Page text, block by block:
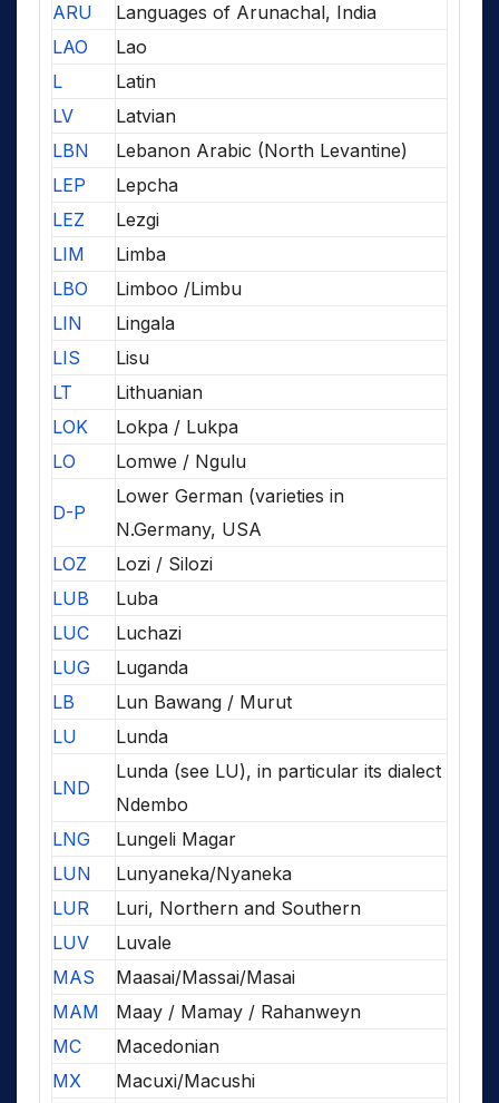
ARU
Languages of Arunachal, India
LAO
Lao
L
Latin
LV
Latvian
LBN
Lebanon Arabic (North Levantine)
LEP
Lepcha
LEZ
Lezgi
LIM
Limba
LBO
Limboo /Limbu
LIN
Lingala
LIS
Lisu
LT
Lithuanian
LOK
Lokpa / Lukpa
LO
Lomwe / Ngulu
D-P
Lower German (varieties in
N.Germany, USA
LOZ
Lozi / Silozi
LUB
Luba
LUC
Luchazi
LUG
Luganda
LB
Lun Bawang / Murut
LU
Lunda
LND
Lunda (see LU), in particular its dialect
Ndembo
LNG
Lungeli Magar
LUN
Lunyaneka/Nyaneka
LUR
Luri, Northern and Southern
LUV
Luvale
MAS
Maasai/Massai/Masai
MAM
Maay / Mamay / Rahanweyn
MC
Macedonian
MX
Macuxi/Macushi